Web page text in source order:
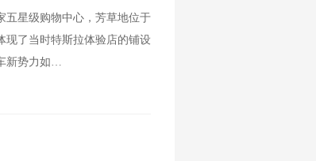
五星级购物中心，芳草地位于
现了当时特斯拉体验店的铺设
新势力如…